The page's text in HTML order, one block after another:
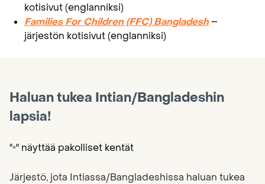
kotisivut (englanniksi)
Families For Children (FFC) Bangladesh–
järjestön kotisivut (englanniksi)
Haluan tukea Intian/Bangladeshin
lapsia!
"*" näyttää pakolliset kentät
Järjestö, jota Intiassa/Bangladeshissa haluan tukea